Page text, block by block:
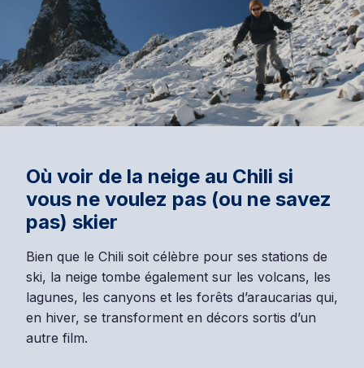
Où voir de la neige au Chili si
vous ne voulez pas (ou ne savez
pas) skier
Bien que le Chili soit célèbre pour ses stations de
ski, la neige tombe également sur les volcans, les
lagunes, les canyons et les forêts d’araucarias qui,
en hiver, se transforment en décors sortis d’un
autre film.